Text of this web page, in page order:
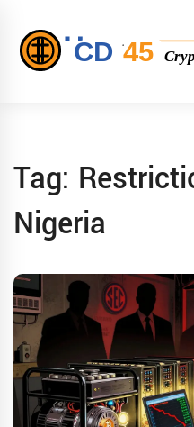
Tag:
Nigeria